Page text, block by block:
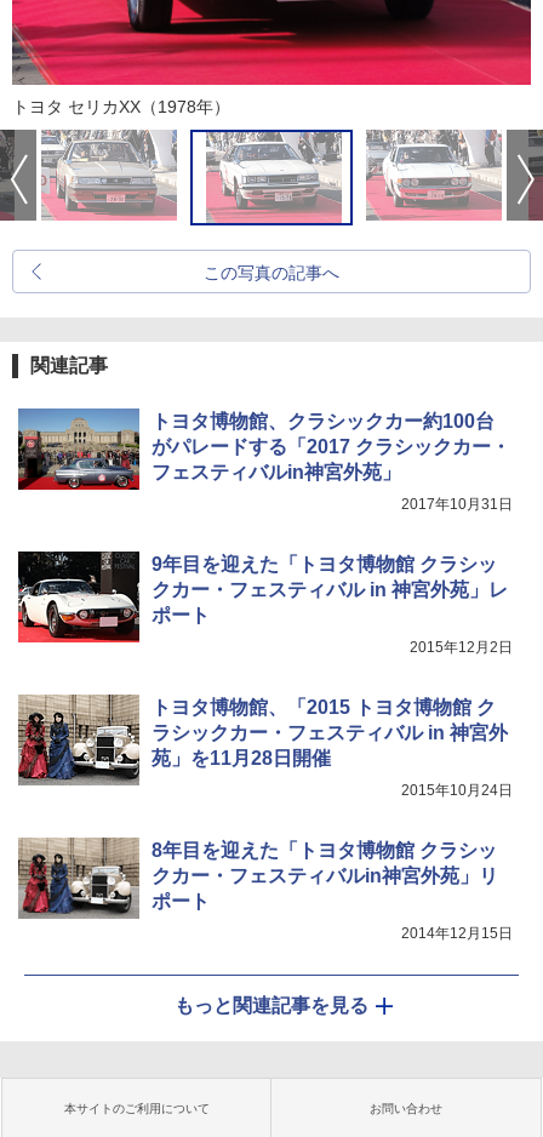
トヨタ セリカXX（1978年）
この写真の記事へ
関連記事
トヨタ博物館、クラシックカー約100台
がパレードする「2017 クラシックカー・
フェスティバルin神宮外苑」
2017年10月31日
9年目を迎えた「トヨタ博物館 クラシッ
クカー・フェスティバル in 神宮外苑」レ
ポート
2015年12月2日
トヨタ博物館、「2015 トヨタ博物館 ク
ラシックカー・フェスティバル in 神宮外
苑」を11月28日開催
2015年10月24日
8年目を迎えた「トヨタ博物館 クラシッ
クカー・フェスティバルin神宮外苑」リ
ポート
2014年12月15日
もっと関連記事を見る
本サイトのご利用について お問い合わせ